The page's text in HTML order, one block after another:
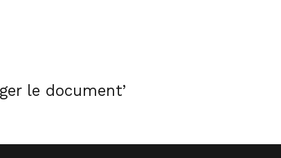
le document’